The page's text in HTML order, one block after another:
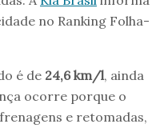
no Ranking Folha-
é de 24,6 km/l, ainda
ocorre porque o
e retomadas,